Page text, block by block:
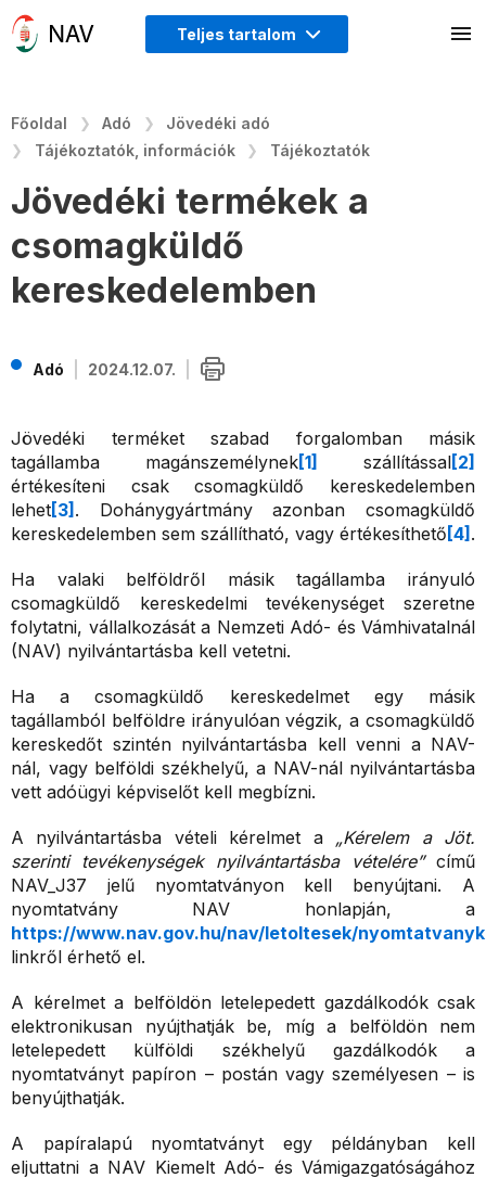
Teljes tartalom
Főoldal Adó
Jövedéki adó
Tájékoztatók, információk
Tájékoztatók
Jövedéki termékek a
csomagküldő
kereskedelemben
Adó 2024.12.07.
Jövedéki terméket szabad forgalomban másik
tagállamba magánszemélynek[1] szállítással[2]
értékesíteni csak csomagküldő kereskedelemben
lehet[3] . Dohánygyártmány azonban csomagküldő
kereskedelemben sem szállítható, vagy értékesíthető [4] .
Ha valaki belföldről másik tagállamba irányuló
csomagküldő kereskedelmi tevékenységet szeretne
folytatni, vállalkozását a Nemzeti Adó- és Vámhivatalnál
(NAV) nyilvántartásba kell vetetni.
Ha a csomagküldő kereskedelmet egy másik
tagállamból belföldre irányulóan végzik, a csomagküldő
kereskedőt szintén nyilvántartásba kell venni a NAV-
nál, vagy belföldi székhelyű, a NAV-nál nyilvántartásba
vett adóügyi képviselőt kell megbízni.
A nyilvántartásba vételi kérelmet a „Kérelem a Jöt.
szerinti tevékenységek nyilvántartásba vételére”című
NAV_J37 jelű nyomtatványon kell benyújtani. A
nyomtatvány NAV honlapján, a
https://www.nav.gov.hu/nav/letoltesek/
linkről érhető el.
A kérelmet a belföldön letelepedett gazdálkodók csak
elektronikusan nyújthatják be, míg a belföldön nem
letelepedett külföldi székhelyű gazdálkodók a
nyomtatványt papíron – postán vagy személyesen – is
benyújthatják.
A papíralapú nyomtatványt egy példányban kell
eljuttatni a NAV Kiemelt Adó- és Vámigazgatóságához